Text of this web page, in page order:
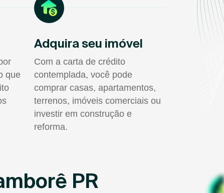
que
Adquira seu imóvel
Com a carta de crédito
contemplada, você pode
comprar casas, apartamentos,
terrenos, imóveis comerciais ou
investir em construção e
reforma.
PR